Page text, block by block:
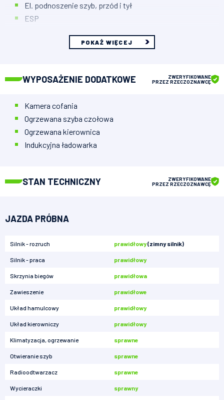
El. podnoszenie szyb, przód i tył
ESP
POKAŻ WIĘCEJ
WYPOSAŻENIE DODATKOWE
ZWERYFIKOWANE
PRZEZ RZECZOZNAWCĘ
Kamera cofania
Ogrzewana szyba czołowa
Ogrzewana kierownica
Indukcyjna ładowarka
STAN TECHNICZNY
ZWERYFIKOWANE
PRZEZ RZECZOZNAWCĘ
JAZDA PRÓBNA
Silnik - rozruch prawidłowy(zimny silnik)
Silnik - praca prawidłowy
Skrzynia biegów prawidłowa
Zawieszenie prawidłowe
Układ hamulcowy prawidłowy
Układ kierowniczy prawidłowy
Klimatyzacja, ogrzewanie sprawne
Otwieranie szyb sprawne
Radioodtwarzacz sprawne
Wycieraczki sprawny